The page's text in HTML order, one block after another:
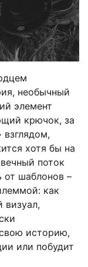
необычный
элемент
крючок, за
взглядом,
хотя бы на
поток
от шаблонов –
как
визуал,
историю,
или побудит